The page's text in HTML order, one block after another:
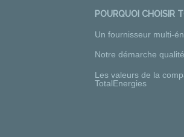
POURQUOI CHOISIR
Un fournisseur multi-
Notre démarche qualité
Les valeurs de la
TotalEnergies